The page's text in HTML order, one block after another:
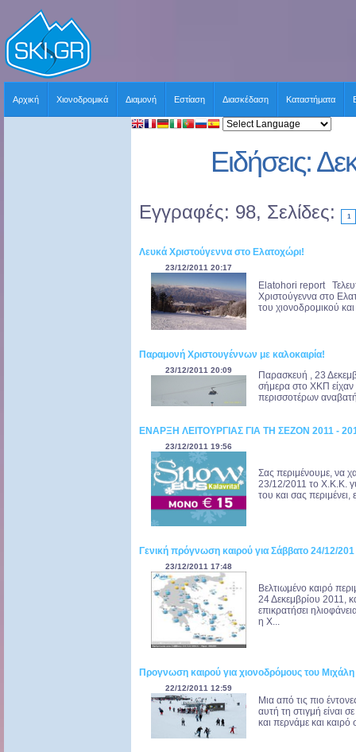
Αρχική Χιονοδρομικά Διαμονή Εστίαση Διασκέδαση Καταστήματα
Ειδήσεις:
Εγγραφές: 98, Σελίδες: 1
Λευκά Χριστούγεννα στο Ελατοχώρι!
23/12/2011 20:17
Elatohori report
Χριστούγεννα στο
του χιονοδρομικού
Παραμονή Χριστουγέννων με καλοκαιρία!
23/12/2011 20:09
Παρασκευή , 23
σήμερα στο ΧΚΠ είχαν
περισσοτέρων
ΕΝΑΡΞΗ ΛΕΙΤΟΥΡΓΙΑΣ ΓΙΑ ΤΗ ΣΕΖΟΝ 2011 -
23/12/2011 19:56
Σας περιμένουμε, να
23/12/2011 το Χ.Κ.Κ.
του και σας
Γενική πρόγνωση καιρού για Σάββατο 24/12/201
23/12/2011 17:48
Βελτιωμένο καιρό
24 Δεκεμβρίου 2011,
επικρατήσει
η Χ...
Προγνωση καιρού για χιονοδρόμους του Μιχάλη
22/12/2011 12:59
Μια από τις πιο
αυτή τη στιγμή είναι
και περνάμε και